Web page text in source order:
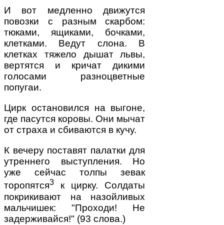
И вот медленно движутся
повозки с разным скарбом:
тюками, ящиками, бочками,
клетками. Ведут слона. В
клетках тяжело дышат львы,
вертятся и кричат дикими
голосами разноцветные
попугаи.
Цирк остановился на выгоне,
где пасутся коровы. Они мычат
от страха и сбиваются в кучу.
К вечеру поставят палатки для
утреннего выступления. Но
уже сейчас толпы зевак
торопятся3
к цирку. Солдаты
покрикивают на назойливых
мальчишек: "Проходи! Не
задерживайся!" (93 слова.)